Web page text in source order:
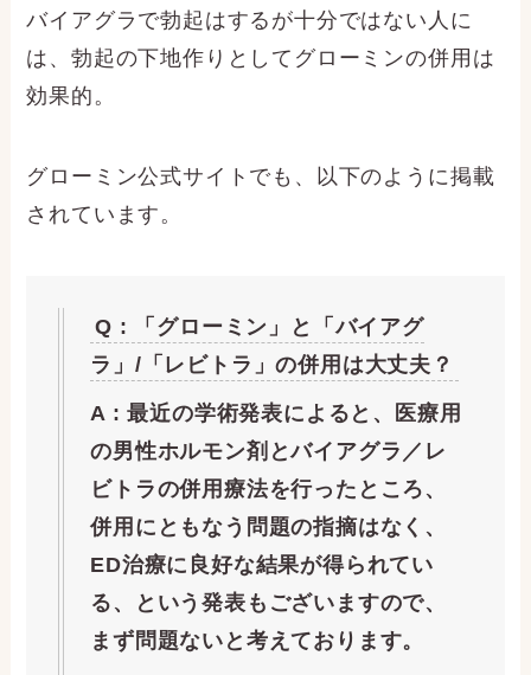
バイアグラで勃起はするが十分ではない人に
は、勃起の下地作りとしてグローミンの併用は
効果的。
グローミン公式サイトでも、以下のように掲載
されています。
Q : 「グローミン」と「バイアグ
ラ」/「レビトラ」の併用は大丈夫？
A : 最近の学術発表によると、医療用
の男性ホルモン剤とバイアグラ／レ
ビトラの併用療法を行ったところ、
併用にともなう問題の指摘はなく、
ED治療に良好な結果が得られてい
る、という発表もございますので、
まず問題ないと考えております。